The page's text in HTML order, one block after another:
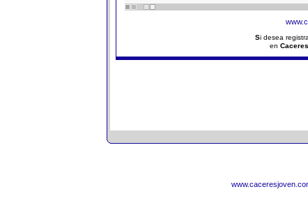
Si desea
en